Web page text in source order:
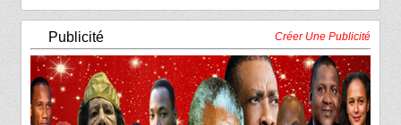
Publicité Créer Une Publicité